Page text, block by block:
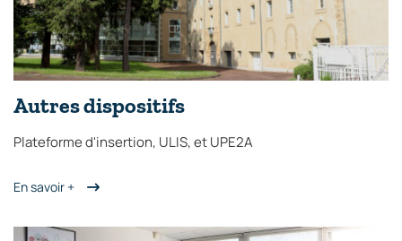
Autres dispositifs
Plateforme d'insertion, ULIS, et UPE2A
En savoir +